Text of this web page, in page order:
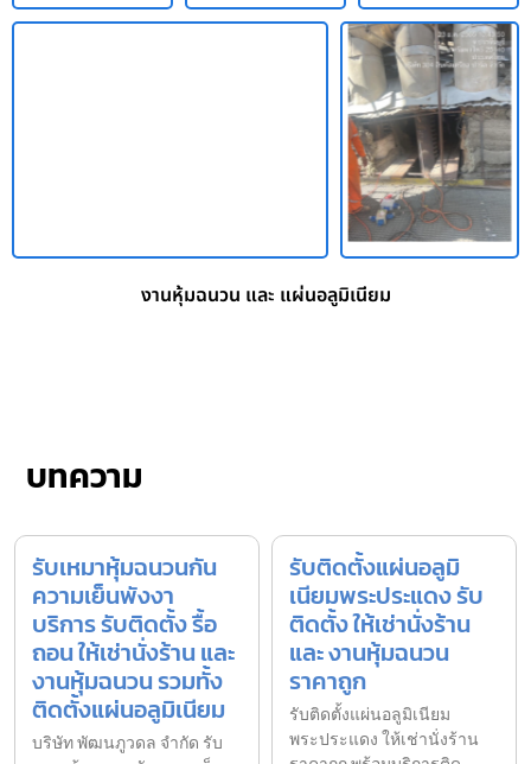
งานหุ้มฉนวน และ แผ่นอลูมิเนียม
บทความ
รับเหมาหุ้มฉนวนกัน
ความเย็นพังงา
บริการ รับติดตั้ง รื้อ
ถอน ให้เช่านั่งร้าน และ
งานหุ้มฉนวน รวมทั้ง
ติดตั้งแผ่นอลูมิเนียม
บริษัท พัฒนภูวดล จำกัด รับ
รับติดตั้งแผ่นอลูมิ
เนียมพระประแดง รับ
ติดตั้ง ให้เช่านั่งร้าน
และ งานหุ้มฉนวน
ราคาถูก
รับติดตั้งแผ่นอลูมิเนียม
พระประแดง ให้เช่านั่งร้าน